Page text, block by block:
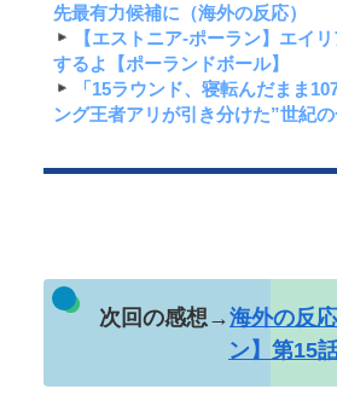
先最有力候補に（海外の反応）
【エストニア-ポーラン】エイ
するよ【ポーランドボール】
「15ラウンド、寝転んだまま
ング王者アリが引き分けた”世紀
次回の感想→海外の反
ン】第15